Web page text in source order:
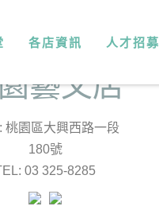
各店資訊 人才招募
藝文店
桃園區大興西路一段
180號
03 325-8285